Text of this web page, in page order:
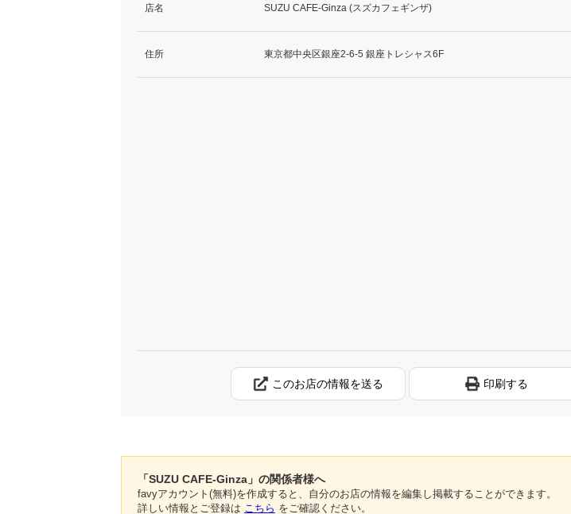
店名 SUZU CAFE-Ginza (スズカフェギンザ)
住所 東京都中央区銀座2-6-5 銀座トレシャス6F
このお店の情報を送る 印刷する
「SUZU CAFE-Ginza」の関係者様へ
favyアカウント(無料)を作成すると、自分のお店の情報を編集し掲載することができます。
詳しい情報とご登録は こちら をご確認ください。